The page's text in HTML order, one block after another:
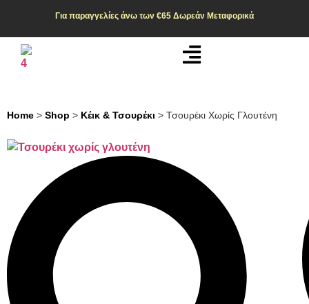
Για παραγγελίες άνω των €65 Δωρεάν Μεταφορικά
Home > Shop > Κέικ & Τσουρέκι > Τσουρέκι Χωρίς Γλουτένη